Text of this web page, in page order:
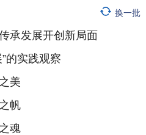
换一批
承发展开创新局面
的实践观察
美
帆
魂